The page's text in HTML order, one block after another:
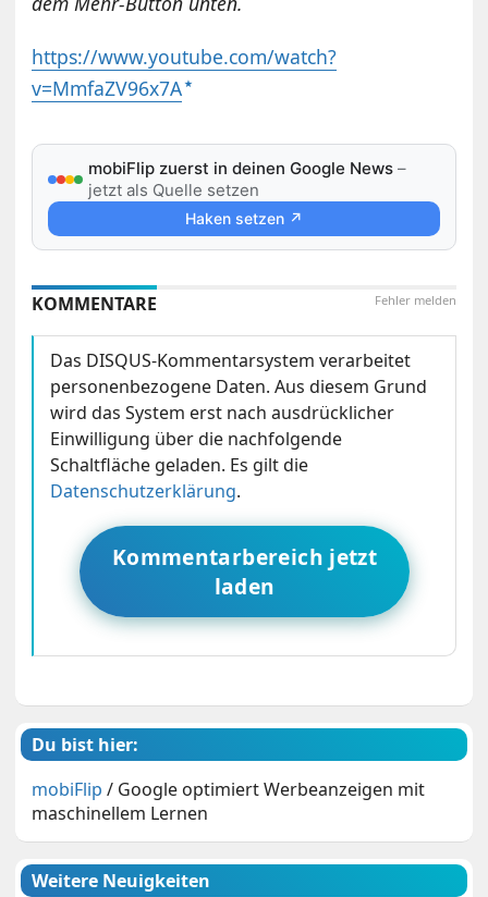
https://www.youtube.com/watch?
v=MmfaZV96x7A
mobiFlip zuerst in deinen Google News –
jetzt als Quelle setzen
Haken setzen ↗
Fehler melden
KOMMENTARE
Das DISQUS-Kommentarsystem verarbeitet
personenbezogene Daten. Aus diesem Grund
wird das System erst nach ausdrücklicher
Einwilligung über die nachfolgende
Schaltfläche geladen. Es gilt die
Datenschutzerklärung.
Kommentarbereich jetzt
laden
Du bist hier:
mobiFlip / Google optimiert Werbeanzeigen mit
maschinellem Lernen
Weitere Neuigkeiten